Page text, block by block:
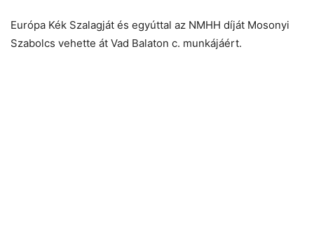
Európa Kék Szalagját és egyúttal az NMHH díját Mosonyi
Szabolcs vehette át Vad Balaton c. munkájáért.